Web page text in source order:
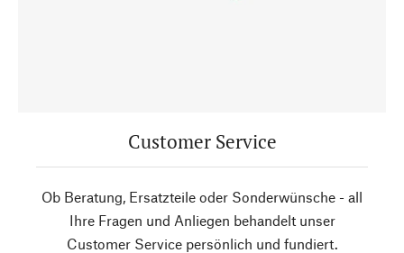
Customer Service
Ob Beratung, Ersatzteile oder Sonderwünsche - all
Ihre Fragen und Anliegen behandelt unser
Customer Service persönlich und fundiert.